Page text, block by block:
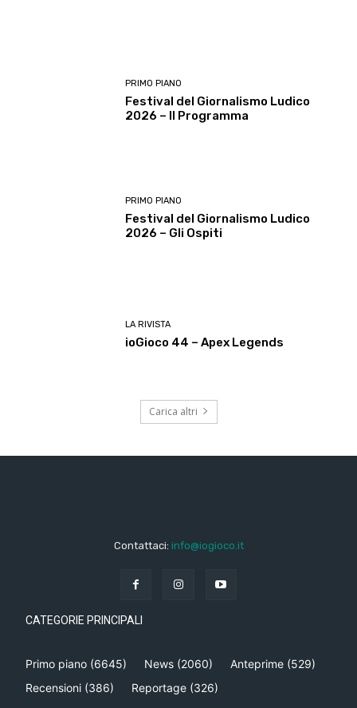
PRIMO PIANO
Festival del Giornalismo Ludico
2026 – Il Programma
PRIMO PIANO
Festival del Giornalismo Ludico
2026 – Gli Ospiti
LA RIVISTA
ioGioco 44 – Apex Legends
Carica altri
Contattaci: info@iogioco.it
CATEGORIE PRINCIPALI
Primo piano (6645) News (2060) Anteprime (529)
Recensioni (386) Reportage (326)